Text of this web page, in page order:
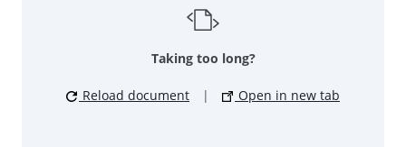
Taking too long?
Reload document | Open in new tab